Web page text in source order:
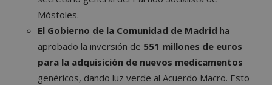
Móstoles.
El Gobierno de la Comunidad de Madrid ha
aprobado la inversión de 551 millones de euros
para la adquisición de nuevos medicamentos
genéricos, dando luz verde al Acuerdo Macro. Esto